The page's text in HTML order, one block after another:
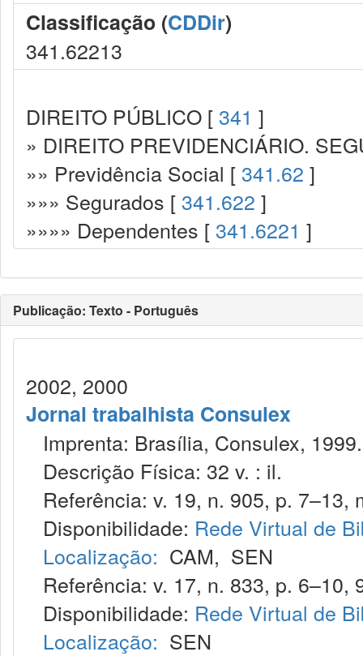
Classificação (CDDir)
341.62213
DIREITO PÚBLICO [ 341 ]
» DIREITO PREVIDENCIÁRIO.
»» Previdência Social [ 341.62 ]
»»» Segurados [ 341.622 ]
»»»» Dependentes [ 341.6221 ]
Publicação: Texto - Português
2002, 2000
Jornal trabalhista Consulex
Imprenta: Brasília, Consulex, 1999.
Descrição Física: 32 v. : il.
Referência: v. 19, n. 905, p. 7–13,
Disponibilidade: Rede Virtual de
Localização: CAM, SEN
Referência: v. 17, n. 833, p. 6–10,
Disponibilidade: Rede Virtual de
Localização: SEN